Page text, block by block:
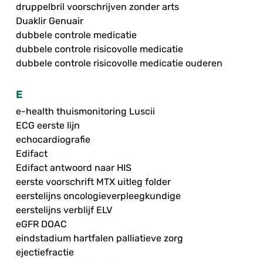
druppelbril voorschrijven zonder arts
Duaklir Genuair
dubbele controle medicatie
dubbele controle risicovolle medicatie
dubbele controle risicovolle medicatie ouderen
E
e-health thuismonitoring Luscii
ECG eerste lijn
echocardiografie
Edifact
Edifact antwoord naar HIS
eerste voorschrift MTX uitleg folder
eerstelijns oncologieverpleegkundige
eerstelijns verblijf ELV
eGFR DOAC
eindstadium hartfalen palliatieve zorg
ejectiefractie